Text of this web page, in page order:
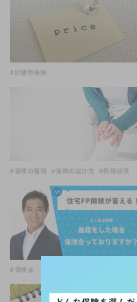
#貯蓄型保険
#保険の種類 #保険の選び方 #医療保険
#保険金